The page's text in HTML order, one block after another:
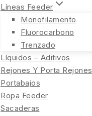
Líneas Feeder
Monofilamento
Fluorocarbono
Trenzado
Líquidos – Aditivos
Rejones Y Porta Rejones
Portabajos
Ropa Feeder
Sacaderas